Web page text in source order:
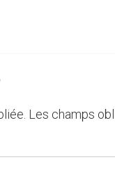
Les champs